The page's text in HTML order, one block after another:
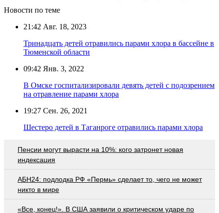
Новости по теме
21:42 Авг. 18, 2023
Тринадцать детей отравились парами хлора в бассейне в
Тюменской области
09:42 Янв. 3, 2022
В Омске госпитализировали девять детей с подозрением
на отравление парами хлора
19:27 Сен. 26, 2021
Шестеро детей в Таганроге отравились парами хлора
Пенсии могут вырасти на 10%: кого затронет новая
индексация
АБН24: подлодка РФ «Пермь» сделает то, чего не может
никто в мире
«Все, конец!». В США заявили о критическом ударе по